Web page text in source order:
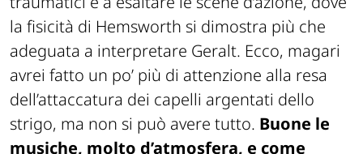
la fisicità di Hemsworth si dimostra più che
adeguata a interpretare Geralt. Ecco, magari
avrei fatto un po’ più di attenzione alla resa
dell’attaccatura dei capelli argentati dello
strigo, ma non si può avere tutto. Buone le
musiche, molto d’atmosfera, e come